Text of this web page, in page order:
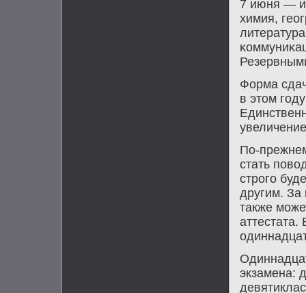
7 июня —
химия,
Форма
в этом
По-
стать
стрοгο
другим. За
также
экзамена: